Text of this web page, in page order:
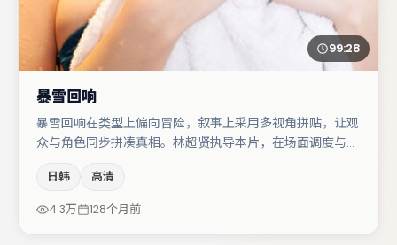
99:28
暴雪回响
暴雪回响在类型上偏向冒险，叙事上采用多视角拼贴，让观
众与角色同步拼凑真相。林超贤执导本片，在场面调度与表
括弗洛伦丝·皮尤、汤唯、肖央等，角色动机前后呼应，适
合喜欢抠台词与伏笔的观众。若你偏爱强类型与清晰主线，
这部作品值得关注。
日韩 高清
4.3万 128个月前